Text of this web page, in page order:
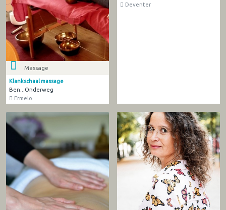
Massage
Klankschaal massage
Ben...Onderweg
Ermelo
Deventer